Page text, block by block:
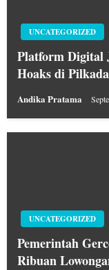
UNCATEGORIZED
Platform Digital
Hoaks di
Andika Pratama
UNCATEGORIZED
Pemerintah
Ribuan